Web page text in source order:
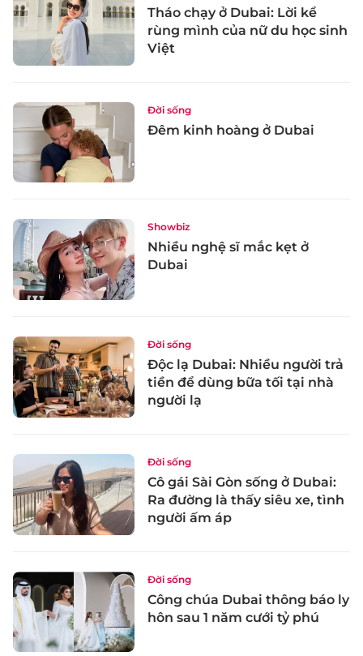
Tháo chạy ở Dubai: Lời kể
rùng mình của nữ du học sinh
Việt
Đời sống
Đêm kinh hoàng ở Dubai
Showbiz
Nhiều nghệ sĩ mắc kẹt ở
Dubai
Đời sống
Độc lạ Dubai: Nhiều người trả
tiền để dùng bữa tối tại nhà
người lạ
Đời sống
Cô gái Sài Gòn sống ở Dubai:
Ra đường là thấy siêu xe, tình
người ấm áp
Đời sống
Công chúa Dubai thông báo ly
hôn sau 1 năm cưới tỷ phú